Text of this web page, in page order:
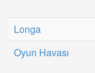
Longa
Oyun Havası